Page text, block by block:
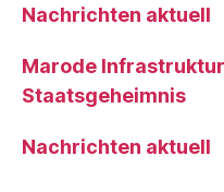
Nachrichten aktuell
Marode
Staatsgeheimnis
Nachrichten aktuell